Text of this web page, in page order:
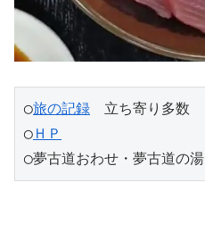
◯旅の記録 立ち寄り多数
◯ ＨＰ
◯夢古道おわせ・夢古道の湯